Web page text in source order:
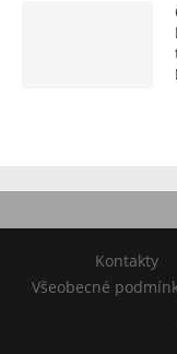
Kontakty
Všeobecné